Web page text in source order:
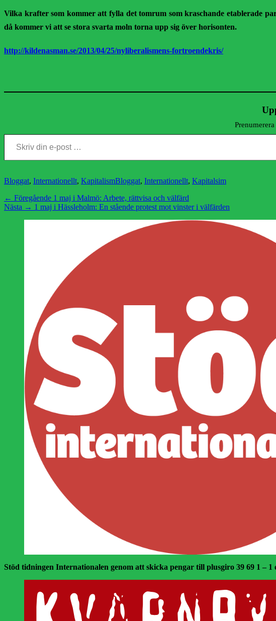
Vilka krafter som kommer att fylla det tomrum som kraschande etablerade
då kommer vi att se stora svarta moln torna upp sig över horisonten.
http://kildenasman.se/2013/04/25/nyliberalismens-fortroendekris/
Skriv din e-post …
Kategorier
Bloggat, Internationellt, KapitalismEtiketter
Bloggat, Internationellt, Kapitalsim
Inläggsnavigering
← Föregående Föregående
inlägg:
1 maj i Malmö: Arbete, rättvisa och välfärd
Nästa → Nästa
1 maj i Hässleholm: En stående protest mot vinster i välfärden
Stöd tidningen Internationalen genom att skicka pengar till plusgiro 39 69 1 – 1